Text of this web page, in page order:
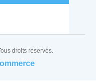
droits réservés.